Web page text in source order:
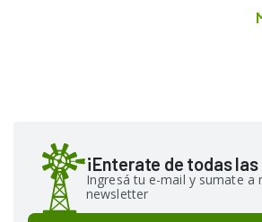
¡Enterate de todas
Ingresá tu e-mail y sumate a
newsletter